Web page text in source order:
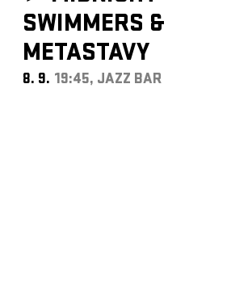
SWIMMERS &
METASTAVY
8. 9. 19:45, JAZZ BAR